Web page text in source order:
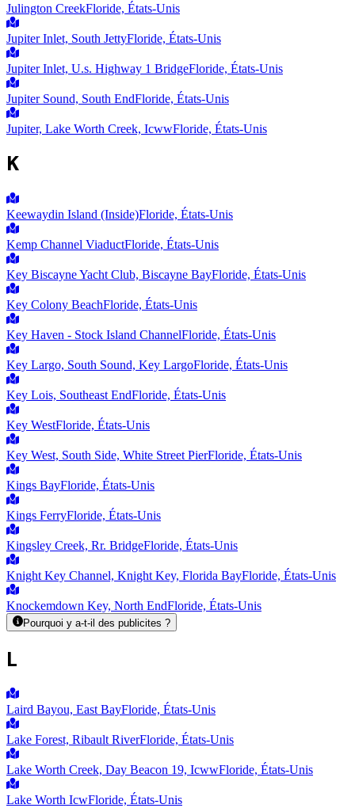
Julington CreekFloride, États-Unis
Jupiter Inlet, South JettyFloride, États-Unis
Jupiter Inlet, U.s. Highway 1 BridgeFloride, États-Unis
Jupiter Sound, South EndFloride, États-Unis
Jupiter, Lake Worth Creek, IcwwFloride, États-Unis
K
Keewaydin Island (Inside)Floride, États-Unis
Kemp Channel ViaductFloride, États-Unis
Key Biscayne Yacht Club, Biscayne BayFloride, États-Unis
Key Colony BeachFloride, États-Unis
Key Haven - Stock Island ChannelFloride, États-Unis
Key Largo, South Sound, Key LargoFloride, États-Unis
Key Lois, Southeast EndFloride, États-Unis
Key WestFloride, États-Unis
Key West, South Side, White Street PierFloride, États-Unis
Kings BayFloride, États-Unis
Kings FerryFloride, États-Unis
Kingsley Creek, Rr. BridgeFloride, États-Unis
Knight Key Channel, Knight Key, Florida BayFloride, États-Unis
Knockemdown Key, North EndFloride, États-Unis
Pourquoi y a-t-il des publicites ?
L
Laird Bayou, East BayFloride, États-Unis
Lake Forest, Ribault RiverFloride, États-Unis
Lake Worth Creek, Day Beacon 19, IcwwFloride, États-Unis
Lake Worth IcwFloride, États-Unis